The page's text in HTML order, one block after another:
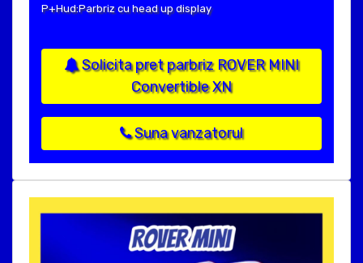
P+Hud:Parbriz cu head up display
Solicita pret parbriz ROVER MINI
Convertible XN
Suna vanzatorul